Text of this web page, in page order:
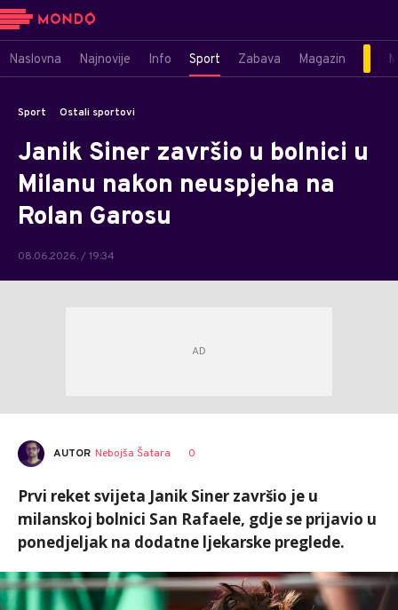
Naslovna Najnovije Info Sport Zabava Magazin
Sport Ostali sportovi
Janik Siner završio u bolnici u
Milanu nakon neuspjeha na
Rolan Garosu
08.06.2026. / 19:34
AUTOR Nebojša Šatara 0
Prvi reket svijeta Janik Siner završio je u
milanskoj bolnici San Rafaele, gdje se prijavio u
ponedjeljak na dodatne ljekarske preglede.